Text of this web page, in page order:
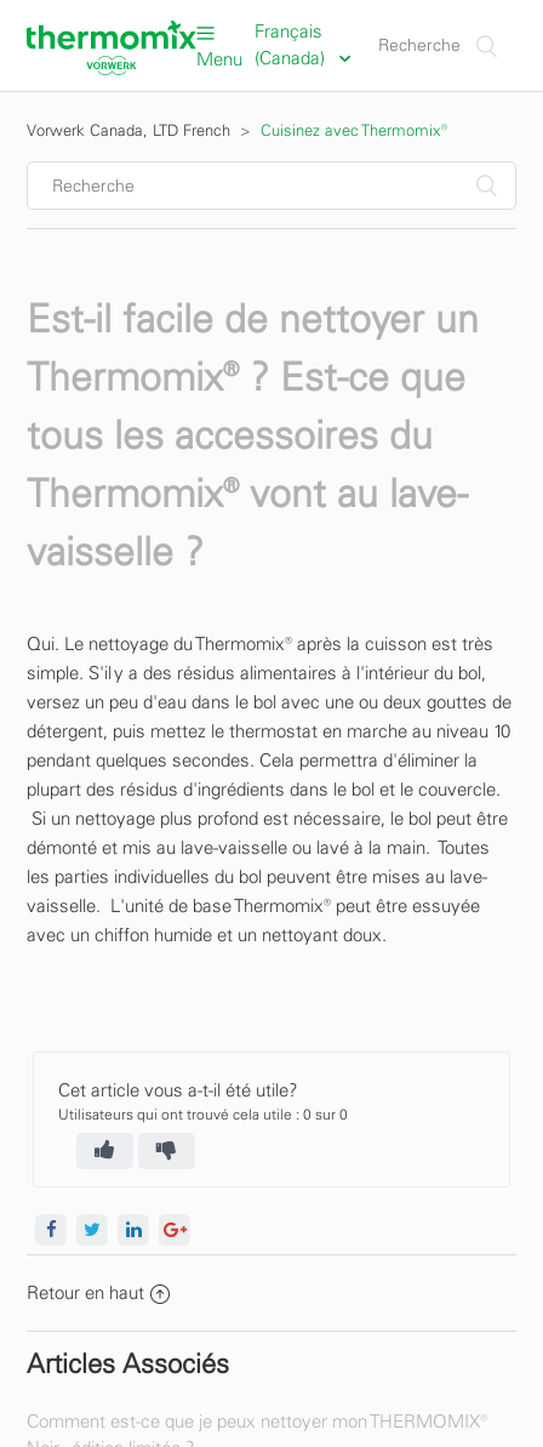
Menu
Français
(Canada)
Vorwerk Canada, LTD French Cuisinez avec Thermomix®
Est-il facile de nettoyer un
Thermomix® ? Est-ce que
tous les accessoires du
Thermomix® vont au lave-
vaisselle ?
Qui. Le nettoyage du Thermomix® après la cuisson est très
simple. S'il y a des résidus alimentaires à l'intérieur du bol,
versez un peu d'eau dans le bol avec une ou deux gouttes de
détergent, puis mettez le thermostat en marche au niveau 10
pendant quelques secondes. Cela permettra d'éliminer la
plupart des résidus d'ingrédients dans le bol et le couvercle.
Si un nettoyage plus profond est nécessaire, le bol peut être
démonté et mis au lave-vaisselle ou lavé à la main. Toutes
les parties individuelles du bol peuvent être mises au lave-
vaisselle. L'unité de base Thermomix® peut être essuyée
avec un chiffon humide et un nettoyant doux.
Cet article vous a-t-il été utile?
Utilisateurs qui ont trouvé cela utile : 0 sur 0
Retour en haut
Articles Associés
Comment est-ce que je peux nettoyer mon THERMOMIX®